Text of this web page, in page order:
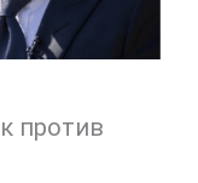
против